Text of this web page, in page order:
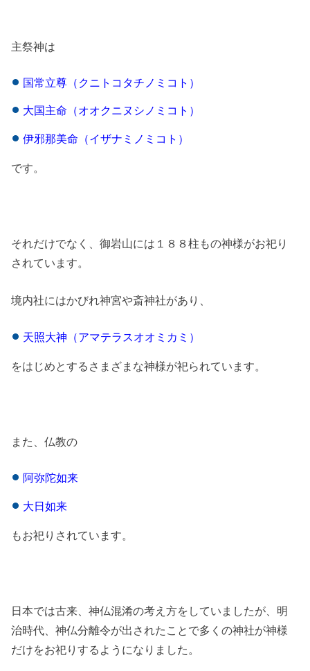
主祭神は
国常立尊（クニトコタチノミコト）
大国主命（オオクニヌシノミコト）
伊邪那美命（イザナミノミコト）
です。
それだけでなく、御岩山には１８８柱もの神様がお祀り
されています。
境内社にはかびれ神宮や斎神社があり、
天照大神（アマテラスオオミカミ）
をはじめとするさまざまな神様が祀られています。
また、仏教の
阿弥陀如来
大日如来
もお祀りされています。
日本では古来、神仏混淆の考え方をしていましたが、明
治時代、神仏分離令が出されたことで多くの神社が神様
だけをお祀りするようになりました。